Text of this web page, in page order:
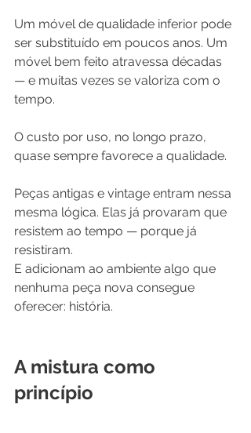
Um móvel de qualidade inferior pode
ser substituído em poucos anos. Um
móvel bem feito atravessa décadas
— e muitas vezes se valoriza com o
tempo.
O custo por uso, no longo prazo,
quase sempre favorece a qualidade.
Peças antigas e vintage entram nessa
mesma lógica. Elas já provaram que
resistem ao tempo — porque já
resistiram.
E adicionam ao ambiente algo que
nenhuma peça nova consegue
oferecer: história.
A mistura como
princípio